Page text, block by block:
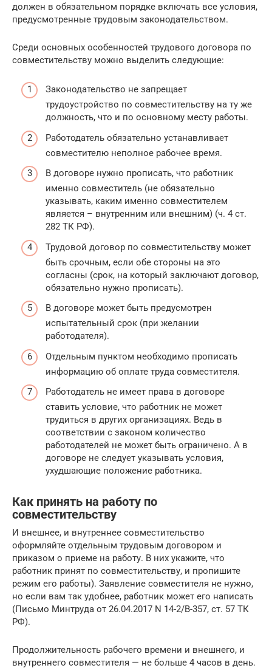
должен в обязательном порядке включать все условия,
предусмотренные трудовым законодательством.
Среди основных особенностей трудового договора по
совместительству можно выделить следующие:
Законодательство не запрещает
трудоустройство по совместительству на ту же
должность, что и по основному месту работы.
Работодатель обязательно устанавливает
совместителю неполное рабочее время.
В договоре нужно прописать, что работник
именно совместитель (не обязательно
указывать, каким именно совместителем
является – внутренним или внешним) (ч. 4 ст.
282 ТК РФ).
Трудовой договор по совместительству может
быть срочным, если обе стороны на это
согласны (срок, на который заключают договор,
обязательно нужно прописать).
В договоре может быть предусмотрен
испытательный срок (при желании
работодателя).
Отдельным пунктом необходимо прописать
информацию об оплате труда совместителя.
Работодатель не имеет права в договоре
ставить условие, что работник не может
трудиться в других организациях. Ведь в
соответствии с законом количество
работодателей не может быть ограничено. А в
договоре не следует указывать условия,
ухудшающие положение работника.
Как принять на работу по
совместительству
И внешнее, и внутреннее совместительство
оформляйте отдельным трудовым договором и
приказом о приеме на работу. В них укажите, что
работник принят по совместительству, и пропишите
режим его работы). Заявление совместителя не нужно,
но если вам так удобнее, работник может его написать
(Письмо Минтруда от 26.04.2017 N 14-2/В-357, ст. 57 ТК
РФ).
Продолжительность рабочего времени и внешнего, и
внутреннего совместителя — не больше 4 часов в день.